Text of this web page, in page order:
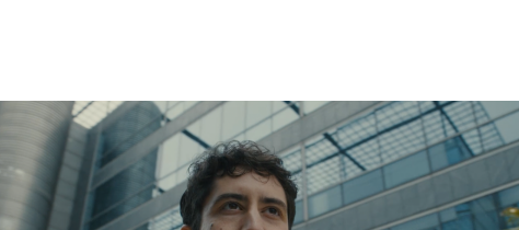
Pescanova